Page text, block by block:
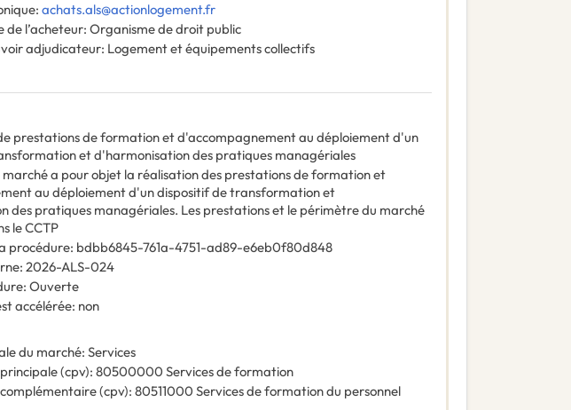
: achats.als@actionlogement.fr
de l’acheteur: Organisme de droit public
adjudicateur: Logement et équipements collectifs
prestations de formation et d'accompagnement au déploiement d'un
et d'harmonisation des pratiques managériales
marché a pour objet la réalisation des prestations de formation et
au déploiement d'un dispositif de transformation et
des pratiques managériales. Les prestations et le périmètre du marché
le CCTP
procédure: bdbb6845-761a-4751-ad89-e6eb0f80d848
: 2026-ALS-024
: Ouverte
accélérée: non
du marché: Services
(cpv): 80500000 Services de formation
(cpv): 80511000 Services de formation du personnel